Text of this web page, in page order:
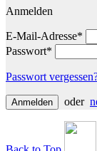
Anmelden
E-Mail-Adresse*
Passwort*
Passwort
Anmelden oder